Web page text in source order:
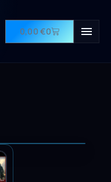
0,00€0